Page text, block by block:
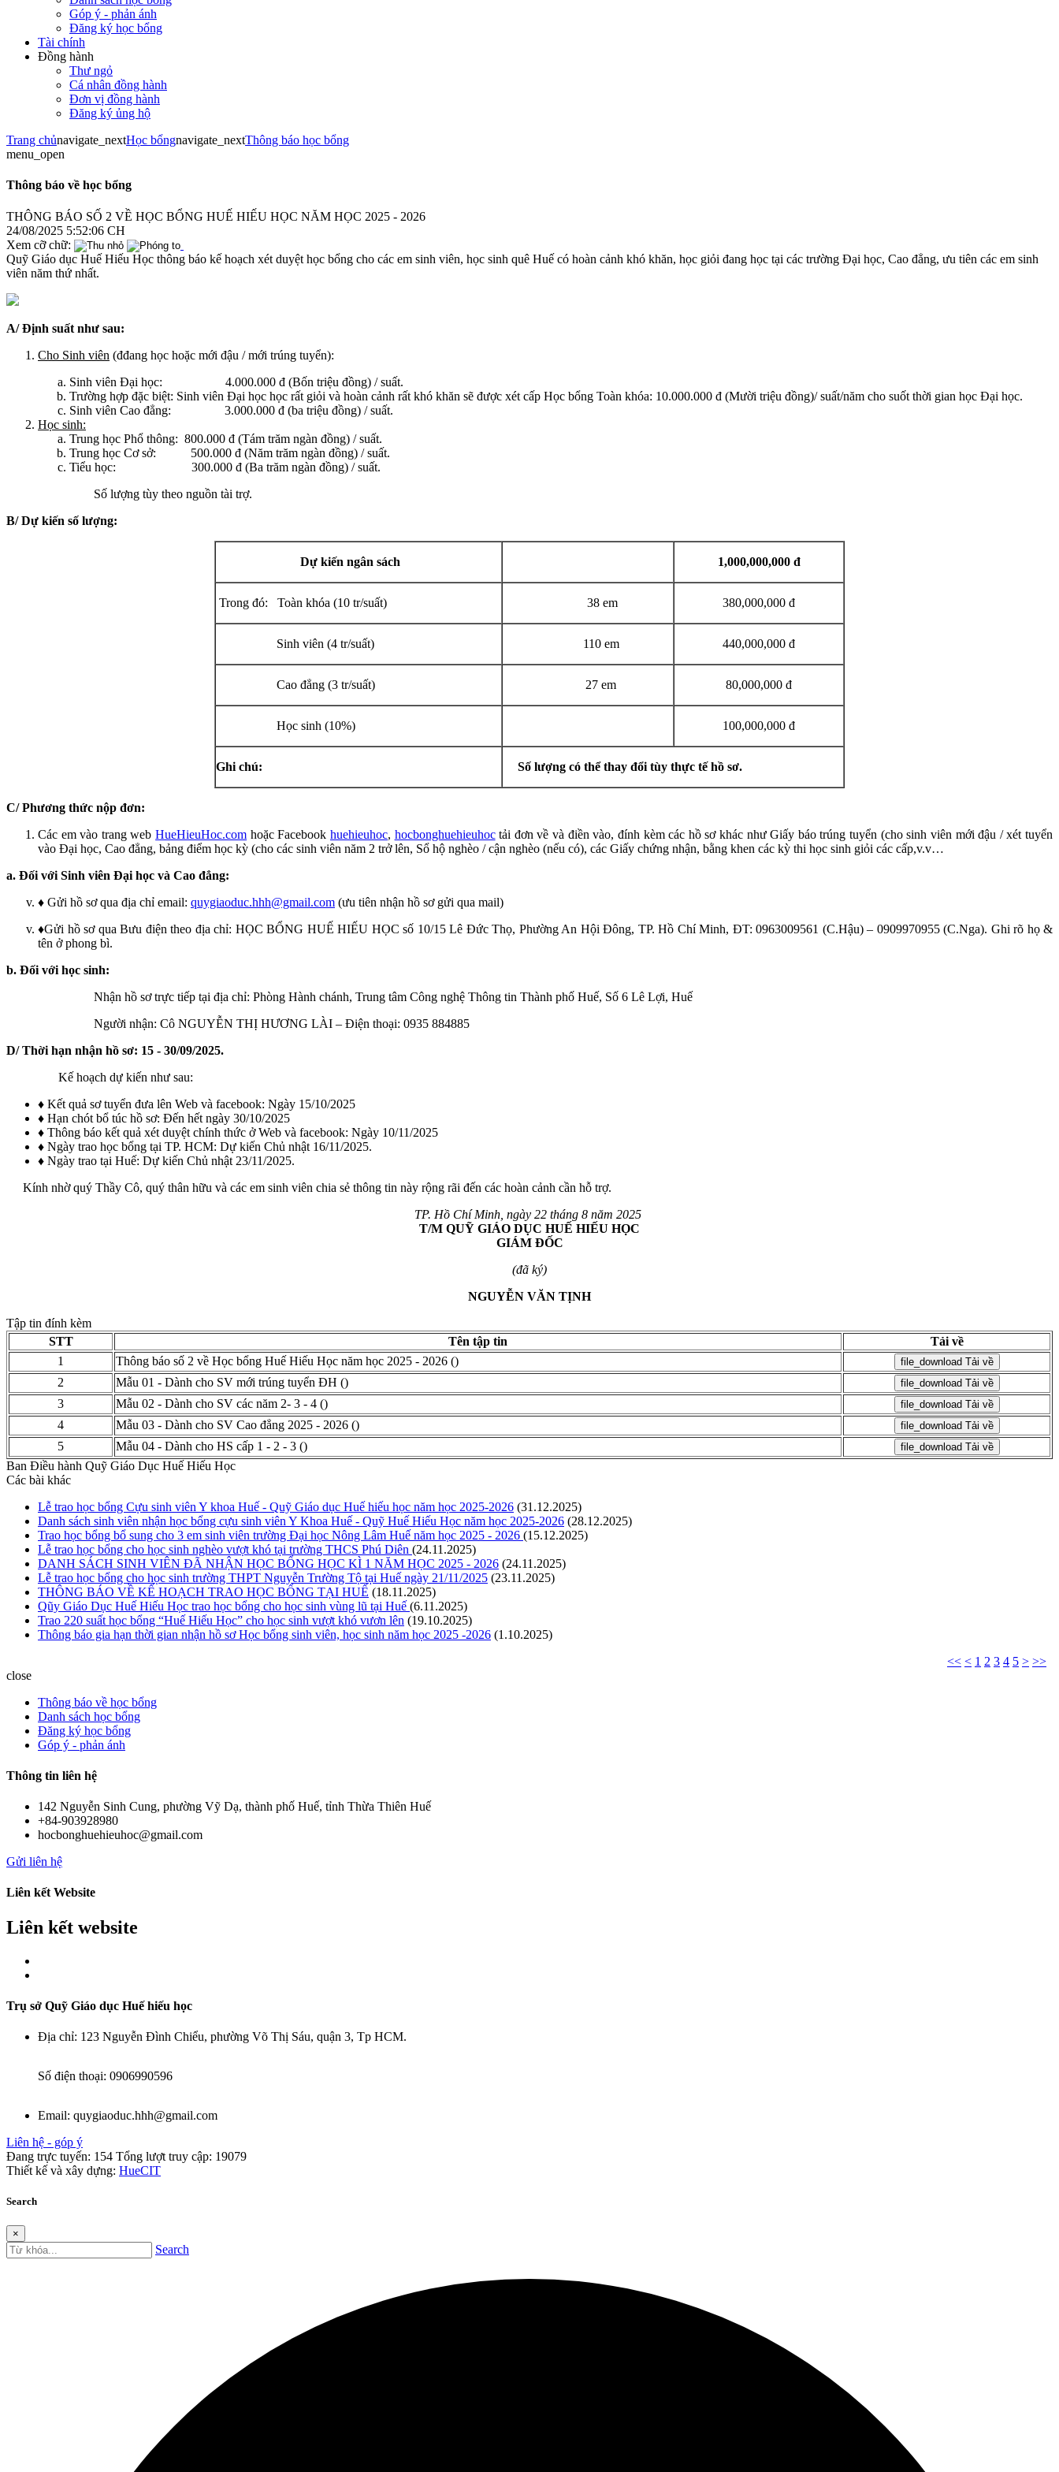
Góp ý - phản ánh
Đăng ký học bổng
Tài chính
Đồng hành
Thư ngỏ
Cá nhân đồng hành
Đơn vị đồng hành
Đăng ký ủng hộ
Trang chủnavigate_nextHọc bổngnavigate_nextThông báo học bổng
menu_open
Thông báo về học bổng
THÔNG BÁO SỐ 2 VỀ HỌC BỔNG HUẾ HIẾU HỌC NĂM HỌC 2025 - 2026
24/08/2025 5:52:06 CH
Xem cỡ chữ:
Quỹ Giáo dục Huế Hiếu Học thông báo kế hoạch xét duyệt học bổng cho các em sinh viên, học sinh quê Huế có hoàn cảnh khó khăn, học giỏi đang học tại các trường Đại học, Cao đẳng, ưu tiên các em sinh
viên năm thứ nhất.
A/ Định suất như sau:
Cho Sinh viên (đđang học hoặc mới đậu / mới trúng tuyển):
Sinh viên Đại học: 4.000.000 đ (Bốn triệu đồng) / suất.
Trường hợp đặc biệt: Sinh viên Đại học học rất giỏi và hoàn cảnh rất khó khăn sẽ được xét cấp Học bổng Toàn khóa: 10.000.000 đ (Mười triệu đồng)/ suất/năm cho suốt thời gian học Đại học.
Sinh viên Cao đẳng: 3.000.000 đ (ba triệu đồng) / suất.
Học sinh:
Trung học Phổ thông: 800.000 đ (Tám trăm ngàn đồng) / suất.
Trung học Cơ sở: 500.000 đ (Năm trăm ngàn đồng) / suất.
Tiểu học: 300.000 đ (Ba trăm ngàn đồng) / suất.
Số lượng tùy theo nguồn tài trợ.
B/ Dự kiến số lượng:
Dự kiến ngân sách 1,000,000,000 đ
Trong đó: Toàn khóa (10 tr/suất) 38 em 380,000,000 đ
Sinh viên (4 tr/suất) 110 em 440,000,000 đ
Cao đẳng (3 tr/suất) 27 em 80,000,000 đ
Học sinh (10%) 100,000,000 đ
Ghi chú: Số lượng có thể thay đổi tùy thực tế hồ sơ.
C/ Phương thức nộp đơn:
Các em vào trang webHueHieuHoc.com hoặc Facebook huehieuhoc, hocbonghuehieuhoctải đơn về và điền vào, đính kèm các hồ sơ khác như Giấy báo trúng tuyển (cho sinh viên mới đậu / xét tuyển
vào Đại học, Cao đẳng, bảng điểm học kỳ (cho các sinh viên năm 2 trở lên, Sổ hộ nghèo / cận nghèo (nếu có), các Giấy chứng nhận, bằng khen các kỳ thi học sinh giỏi các cấp,v.v…
a. Đối với Sinh viên Đại học và Cao đẳng:
♦ Gửi hồ sơ qua địa chỉ email: quygiaoduc.hhh@gmail.com (ưu tiên nhận hồ sơ gửi qua mail)
♦Gửi hồ sơ qua Bưu điện theo địa chỉ: HỌC BỔNG HUẾ HIẾU HỌC số 10/15 Lê Đức Thọ, Phường An Hội Đông, TP. Hồ Chí Minh, ĐT: 0963009561 (C.Hậu) – 0909970955 (C.Nga). Ghi rõ họ &
tên ở phong bì.
b. Đối với học sinh:
Nhận hồ sơ trực tiếp tại địa chỉ: Phòng Hành chánh, Trung tâm Công nghệ Thông tin Thành phố Huế, Số 6 Lê Lợi, Huế
Người nhận: Cô NGUYỄN THỊ HƯƠNG LÀI – Điện thoại: 0935 884885
D/ Thời hạn nhận hồ sơ: 15 - 30/09/2025.
Kế hoạch dự kiến như sau:
♦ Kết quả sơ tuyển đưa lên Web và facebook: Ngày 15/10/2025
♦ Hạn chót bổ túc hồ sơ: Đến hết ngày 30/10/2025
♦ Thông báo kết quả xét duyệt chính thức ở Web và facebook: Ngày 10/11/2025
♦ Ngày trao học bổng tại TP. HCM: Dự kiến Chủ nhật 16/11/2025.
♦ Ngày trao tại Huế: Dự kiến Chủ nhật 23/11/2025.
Kính nhờ quý Thầy Cô, quý thân hữu và các em sinh viên chia sẻ thông tin này rộng rãi đến các hoàn cảnh cần hỗ trợ.
TP. Hồ Chí Minh, ngày 22 tháng 8 năm 2025
T/M QUỸ GIÁO DỤC HUẾ HIẾU HỌC
GIÁM ĐỐC
(đã ký)
NGUYỄN VĂN TỊNH
Tập tin đính kèm
STT
Tên tập tin
Tải về
1
Thông báo số 2 về Học bổng Huế Hiếu Học năm học 2025 - 2026 () file_download Tải về
2 Mẫu 01 - Dành cho SV mới trúng tuyển ĐH () file_download Tải về
3 Mẫu 02 - Dành cho SV các năm 2- 3 - 4 () file_download Tải về
4 Mẫu 03 - Dành cho SV Cao đẳng 2025 - 2026 () file_download Tải về
5 Mẫu 04 - Dành cho HS cấp 1 - 2 - 3 () file_download Tải về
Ban Điều hành Quỹ Giáo Dục Huế Hiếu Học
Các bài khác
Lễ trao học bổng Cựu sinh viên Y khoa Huế - Quỹ Giáo dục Huế hiếu học năm học 2025-2026 (31.12.2025)
Danh sách sinh viên nhận học bổng cựu sinh viên Y Khoa Huế - Quỹ Huế Hiếu Học năm học 2025-2026 (28.12.2025)
Trao học bổng bổ sung cho 3 em sinh viên trường Đại học Nông Lâm Huế năm học 2025 - 2026 (15.12.2025)
Lễ trao học bổng cho học sinh nghèo vượt khó tại trường THCS Phú Diên (24.11.2025)
DANH SÁCH SINH VIÊN ĐÃ NHẬN HỌC BỔNG HỌC KÌ 1 NĂM HỌC 2025 - 2026 (24.11.2025)
Lễ trao học bổng cho học sinh trường THPT Nguyễn Trường Tộ tại Huế ngày 21/11/2025 (23.11.2025)
THÔNG BÁO VỀ KẾ HOẠCH TRAO HỌC BỔNG TẠI HUẾ (18.11.2025)
Qũy Giáo Dục Huế Hiếu Học trao học bổng cho học sinh vùng lũ tại Huế (6.11.2025)
Trao 220 suất học bổng “Huế Hiếu Học” cho học sinh vượt khó vươn lên (19.10.2025)
Thông báo gia hạn thời gian nhận hồ sơ Học bổng sinh viên, học sinh năm học 2025 -2026 (1.10.2025)
<< < 1 2 3 4 5 > >>
close
Thông báo về học bổng
Danh sách học bổng
Đăng ký học bổng
Góp ý - phản ánh
Thông tin liên hệ
142 Nguyễn Sinh Cung, phường Vỹ Dạ, thành phố Huế, tỉnh Thừa Thiên Huế
+84-903928980
hocbonghuehieuhoc@gmail.com
Gửi liên hệ
Liên kết Website
Liên kết website
Trụ sở Quỹ Giáo dục Huế hiếu học
Địa chỉ: 123 Nguyễn Đình Chiểu, phường Võ Thị Sáu, quận 3, Tp HCM.
Số điện thoại: 0906990596
Email: quygiaoduc.hhh@gmail.com
Liên hệ - góp ý
Đang trực tuyến: 154 Tổng lượt truy cập: 19079
Thiết kế và xây dựng: HueCIT
Search
×
Search